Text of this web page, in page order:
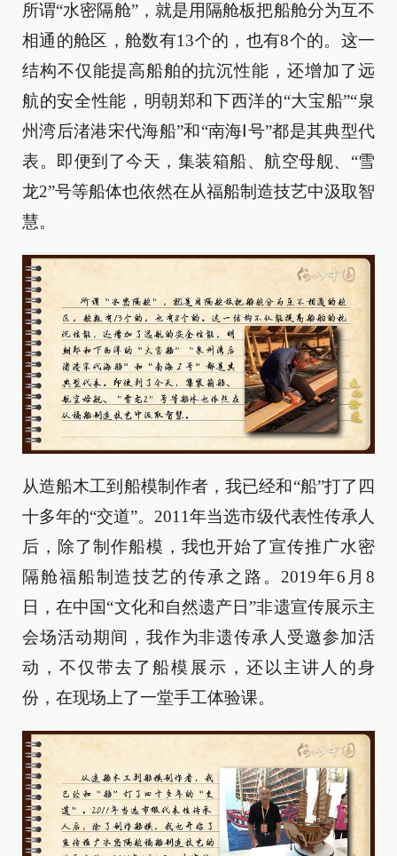
所谓“水密隔舱”，就是用隔舱板把船舱分为互不
相通的舱区，舱数有13个的，也有8个的。这一
结构不仅能提高船舶的抗沉性能，还增加了远
航的安全性能，明朝郑和下西洋的“大宝船”“泉
州湾后渚港宋代海船”和“南海Ⅰ号”都是其典型代
表。即便到了今天，集装箱船、航空母舰、“雪
龙2”号等船体也依然在从福船制造技艺中汲取智
慧。
从造船木工到船模制作者，我已经和“船”打了四
十多年的“交道”。 2011年当选市级代表性传承人
后，除了制作船模，我也开始了宣传推广水密
隔舱福船制造技艺的传承之路。 2019年6 月8
日，在中国“文化和自然遗产日”非遗宣传展示主
会场活动期间，我作为非遗传承人受邀参加活
动，不仅带去了船模展示，还以主讲人的身
份，在现场上了一堂手工体验课。